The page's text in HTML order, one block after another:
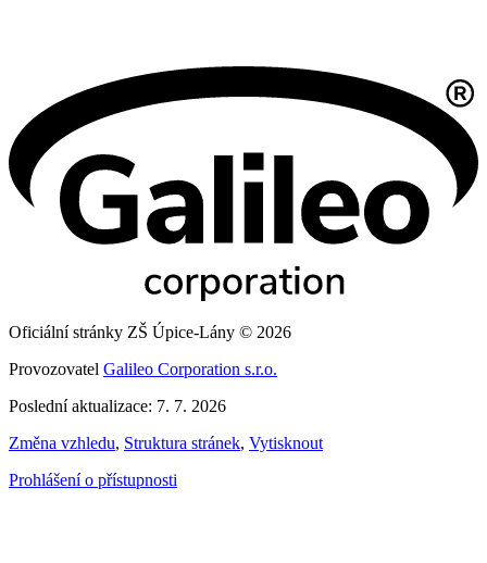
Oficiální stránky ZŠ Úpice-Lány © 2026
Provozovatel Galileo Corporation s.r.o.
Poslední aktualizace: 7. 7. 2026
Změna vzhledu, Struktura stránek, Vytisknout
Prohlášení o přístupnosti